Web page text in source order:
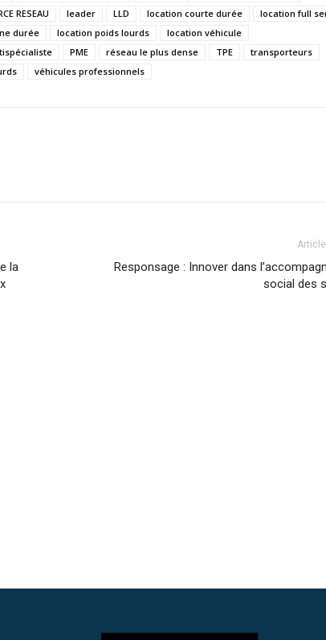
RESEAU leader LLD location courte durée
location full
durée location poids lourds
location véhicule
PME réseau le plus dense TPE
transporteurs
véhicules professionnels
la
Responsage : Innover dans
social des